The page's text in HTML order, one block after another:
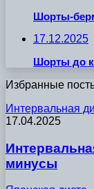
Шорты-
17.12.2025
Шорты до
Избранные
Интервальная
17.04.2025
минусы